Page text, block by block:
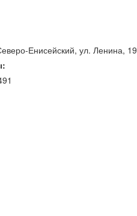
Енисейский, ул. Ленина, 19